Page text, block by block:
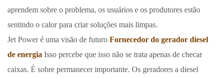
aprendem sobre o problema, os usuários e os produtores estão
sentindo o calor para criar soluções mais limpas.
Jet Power é uma visão de futuro Fornecedor do gerador diesel
de energia Isso percebe que isso não se trata apenas de checar
caixas. É sobre permanecer importante. Os geradores a diesel